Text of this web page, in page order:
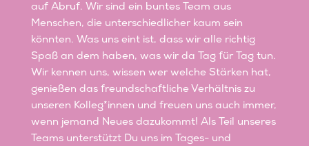
auf Abruf. Wir sind ein buntes Team aus
Menschen, die unterschiedlicher kaum sein
könnten. Was uns eint ist, dass wir alle richtig
Spaß an dem haben, was wir da Tag für Tag tun.
Wir kennen uns, wissen wer welche Stärken hat,
genießen das freundschaftliche Verhältnis zu
unseren Kolleg*innen und freuen uns auch immer,
wenn jemand Neues dazukommt! Als Teil unseres
Teams unterstützt Du uns im Tages- und